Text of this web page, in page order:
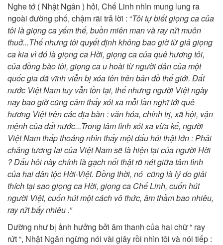
Nghe tớ ( Nhật Ngân ) hỏi, Chế Linh nhìn mung lung ra
ngoài đường phố, chậm rãi trả lời : “Tôi tự biết giọng ca của
tôi là giọng ca yếm thế, buồn miên man và ray rứt muôn
thuở...Thế nhưng tôi quyết định không bao giờ từ giả giọng
ca kia vì đó là giọng ca Hời, giọng ca của quê hương tôi,
của đồng bào tôi, giọng ca u hoài từ người dân của một
quốc gia đã vĩnh viễn bị xóa tên trên bản đồ thế giới. Đất
nước Việt Nam tuy vẫn tồn tại, thế nhưng người Việt ngày
nay bao giờ cũng cảm thấy xót xa mỗi lần nghĩ tới quê
hương Việt trên các địa bàn : văn hóa, chính trị, xã hội, vận
mệnh của đất nước...Trong tâm tình xót xa vừa kể, người
Việt Nam thấp thoáng nhìn thấy một dấu hỏi thật lớn : Phải
chăng tương lai của Việt Nam sẽ là hiện tại của người Hời
? Dấu hỏi này chính là gạch nối thật rõ nét giữa tâm tình
của hai dân tộc Hời-Việt. Đồng thời, nó cũng là lý do giải
thích tại sao giọng ca Hời, giọng ca Chế Linh, cuốn hút
người Việt, cuốn hút một cách vô thức, âm thầm bao nhiêu,
ray rứt bấy nhiêu .”
Dường như bị ảnh hưởng bởi âm thanh của hai chữ “ ray
rứt “, Nhật Ngân ngừng nói vài giây rồi nhìn tôi và nói tiếp :